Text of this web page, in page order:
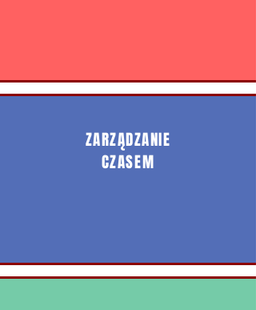
ZARZĄDZANIE
CZASEM